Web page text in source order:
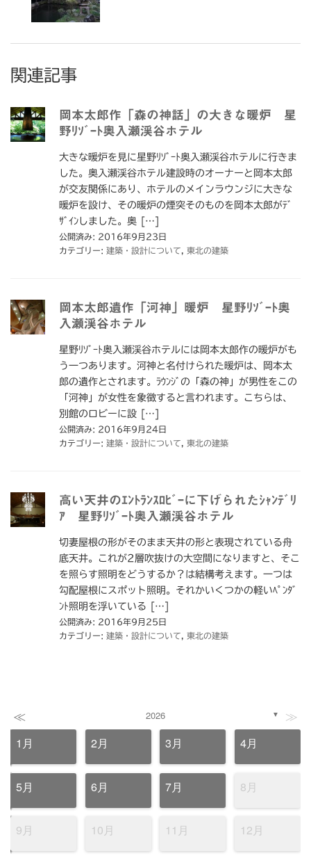
関連記事
岡本太郎作「森の神話」の大きな暖炉 星
野ﾘｿﾞｰﾄ奥入瀬渓谷ホテル
大きな暖炉を見に星野ﾘｿﾞｰﾄ奥入瀬渓谷ホテルに行きま
した。奥入瀬渓谷ホテル建設時のオーナーと岡本太郎
が交友関係にあり、ホテルのメインラウンジに大きな
暖炉を設け、その暖炉の煙突そのものを岡本太郎がﾃﾞ
ｻﾞｲﾝしました。奥 […]
公開済み: 2016年9月23日
カテゴリー: 建築・設計について 東北の建築
岡本太郎遺作「河神」暖炉 星野ﾘｿﾞｰﾄ奥
入瀬渓谷ホテル
星野ﾘｿﾞｰﾄ奥入瀬渓谷ホテルには岡本太郎作の暖炉がも
う一つあります。河神と名付けられた暖炉は、岡本太
郎の遺作とされます。ﾗｳﾝｼﾞの「森の神」が男性をこの
「河神」が女性を象徴すると言われます。こちらは、
別館のロビーに設 […]
公開済み: 2016年9月24日
カテゴリー: 建築・設計について 東北の建築
高い天井のｴﾝﾄﾗﾝｽﾛﾋﾞｰに下げられたｼｬﾝﾃﾞﾘ
ｱ 星野ﾘｿﾞｰﾄ奥入瀬渓谷ホテル
切妻屋根の形がそのまま天井の形と表現されている舟
底天井。これが2層吹抜けの大空間になりますと、そこ
を照らす照明をどうするか？は結構考えます。一つは
勾配屋根にスポット照明。それかいくつかの軽いﾍﾟﾝﾀﾞ
ﾝﾄ照明を浮いている […]
公開済み: 2016年9月25日
カテゴリー: 建築・設計について 東北の建築
≪ 2026 ▼ ≫
1月 2月 3月 4月
5月 6月 7月 8月
9月 10月 11月 12月